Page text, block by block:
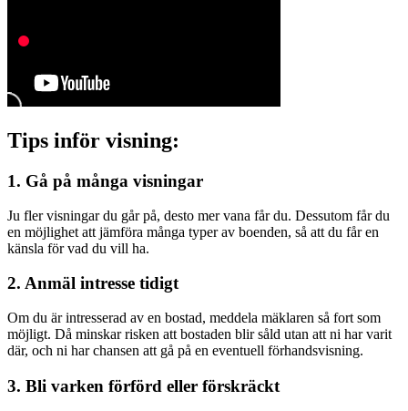
Tips inför visning:
1. Gå på många visningar
Ju fler visningar du går på, desto mer vana får du. Dessutom får du
en möjlighet att jämföra många typer av boenden, så att du får en
känsla för vad du vill ha.
2. Anmäl intresse tidigt
Om du är intresserad av en bostad, meddela mäklaren så fort som
möjligt. Då minskar risken att bostaden blir såld utan att ni har varit
där, och ni har chansen att gå på en eventuell förhandsvisning.
3. Bli varken förförd eller förskräckt